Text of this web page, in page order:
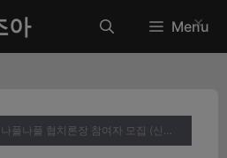
아 Menu
2025년 나풀나풀 협치론장 참여자 모집 (신청방법과 자격조건 총정리)
✕